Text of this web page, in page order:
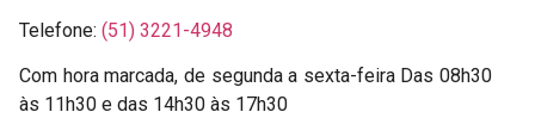
Telefone: (51) 3221-4948
Com hora marcada, de segunda a sexta-feira Das 08h30
às 11h30 e das 14h30 às 17h30